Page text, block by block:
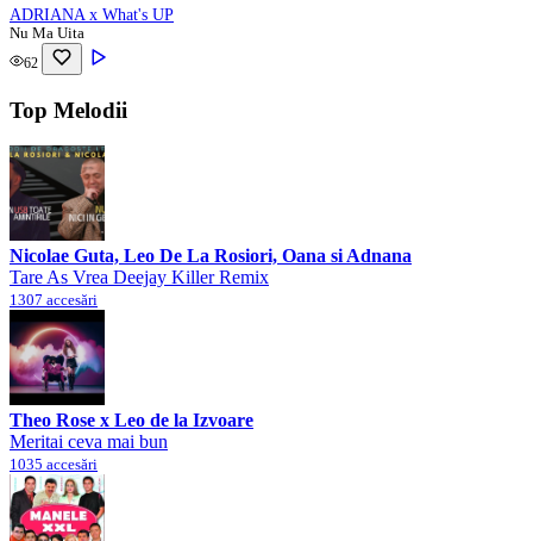
ADRIANA x What's UP
Nu Ma Uita
62
Top Melodii
Nicolae Guta, Leo De La Rosiori, Oana si Adnana
Tare As Vrea Deejay Killer Remix
1307 accesări
Theo Rose x Leo de la Izvoare
Meritai ceva mai bun
1035 accesări